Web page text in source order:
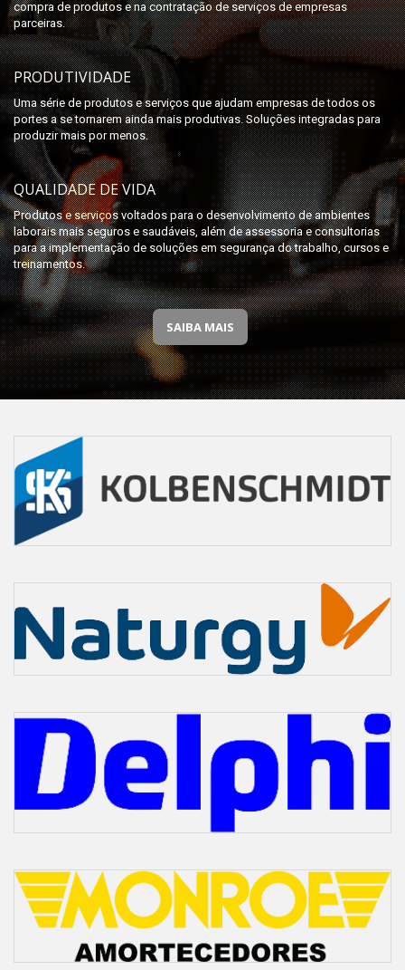
compra de produtos e na contratação de serviços de empresas
parceiras.
PRODUTIVIDADE
Uma série de produtos e serviços que ajudam empresas de todos os
portes a se tornarem ainda mais produtivas. Soluções integradas para
produzir mais por menos.
QUALIDADE DE VIDA
Produtos e serviços voltados para o desenvolvimento de ambientes
laborais mais seguros e saudáveis, além de assessoria e consultorias
para a implementação de soluções em segurança do trabalho, cursos e
treinamentos.
SAIBA MAIS